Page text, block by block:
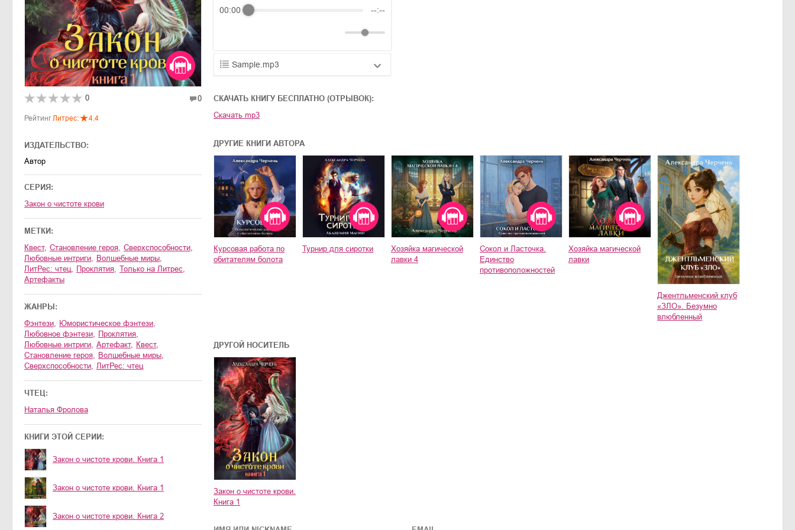
0 0
РейтингЛитрес: 4.4
ИЗДАТЕЛЬСТВО:
Автор
СЕРИЯ:
Закон о чистоте крови
МЕТКИ:
квест, становление героя, сверхспособности,
любовные интриги, волшебные миры,
ЛитРес: чтец, проклятия, только на Литрес,
артефакты
ЖАНРЫ:
фэнтези, юмористическое фэнтези,
любовное фэнтези, проклятия,
любовные интриги, артефакт, квест,
становление героя, волшебные миры,
сверхспособности, ЛитРес: чтец
ЧТЕЦ:
Наталья Фролова
КНИГИ ЭТОЙ СЕРИИ:
Закон о чистоте крови. Книга 1
Закон о чистоте крови. Книга 1
Закон о чистоте крови. Книга 2
00:00 --:--
Sample.mp3
CКАЧАТЬ КНИГУ БЕСПЛАТНО (ОТРЫВОК):
Скачать mp3
ДРУГИЕ КНИГИ АВТОРА
Курсовая работа по
обитателям болота
Турнир для сиротки
Хозяйка магической
лавки 4
Сокол и Ласточка.
Единство
противоположностей
Хозяйка магической
лавки
Джентльменский клуб
«ЗЛО». Безумно
влюбленный
ДРУГОЙ НОСИТЕЛЬ
Закон о чистоте крови.
Книга 1